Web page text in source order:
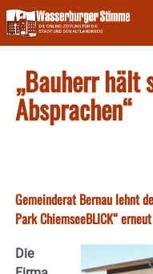
Skip
to
content
„Bauherr hält
Absprachen“
Gemeinderat Bernau lehnt
Park ChiemseeBLICK“
Die